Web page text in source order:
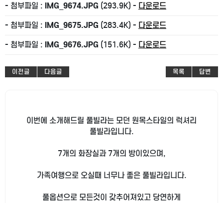
- 첨부파일 : IMG_9674.JPG (293.9K) - 다운로드
- 첨부파일 : IMG_9675.JPG (283.4K) - 다운로드
- 첨부파일 : IMG_9676.JPG (151.6K) - 다운로드
이전글 다음글 목록 답변
이번에 소개해드릴 풀빌라는 모던 원목스타일의 럭셔리
풀빌라입니다.
7개의 화장실과 7개의 방이있으며,
가족여행으로 오실때 너무나 좋은 풀빌라입니다.
풀옵션으로 모든것이 갖추어져있고 당연하게